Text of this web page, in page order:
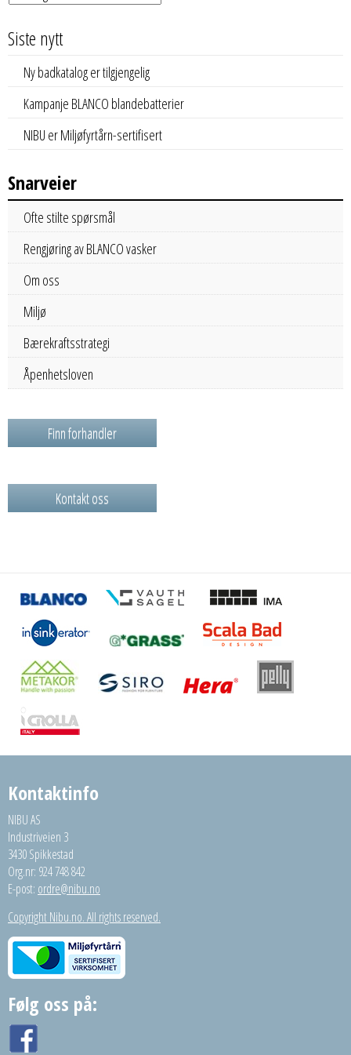
Siste nytt
Ny badkatalog er tilgjengelig
Kampanje BLANCO blandebatterier
NIBU er Miljøfyrtårn-sertifisert
Snarveier
Ofte stilte spørsmål
Rengjøring av BLANCO vasker
Om oss
Miljø
Bærekraftsstrategi
Åpenhetsloven
Finn forhandler
Kontakt oss
Kontaktinfo
NIBU AS
Industriveien 3
3430 Spikkestad
Org.nr: 924 748 842
E-post: ordre@nibu.no
Copyright Nibu.no. All rights reserved.
Følg oss på: